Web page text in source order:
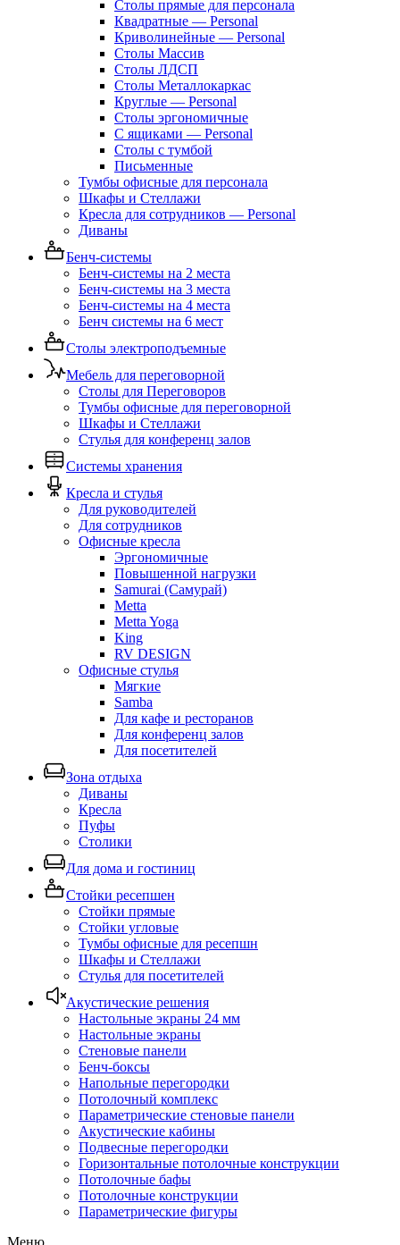
Столы прямые для персонала
Квадратные — Personal
Криволинейные — Personal
Столы Массив
Столы ЛДСП
Столы Металлокаркас
Круглые — Personal
Столы эргономичные
С ящиками — Personal
Столы с тумбой
Письменные
Тумбы офисные для персонала
Шкафы и Стеллажи
Кресла для сотрудников — Personal
Диваны
Бенч-системы
Бенч-системы на 2 места
Бенч-системы на 3 места
Бенч-системы на 4 места
Бенч системы на 6 мест
Столы электроподъемные
Мебель для переговорной
Столы для Переговоров
Тумбы офисные для переговорной
Шкафы и Стеллажи
Стулья для конференц залов
Системы хранения
Кресла и стулья
Для руководителей
Для сотрудников
Офисные кресла
Эргономичные
Повышенной нагрузки
Samurai (Самурай)
Metta
Metta Yoga
King
RV DESIGN
Офисные стулья
Мягкие
Samba
Для кафе и ресторанов
Для конференц залов
Для посетителей
Зона отдыха
Диваны
Кресла
Пуфы
Столики
Для дома и гостиниц
Стойки ресепшен
Стойки прямые
Стойки угловые
Тумбы офисные для ресепшн
Шкафы и Стеллажи
Стулья для посетителей
Акустические решения
Настольные экраны 24 мм
Настольные экраны
Стеновые панели
Бенч-боксы
Напольные перегородки
Потолочный комплекс
Параметрические стеновые панели
Акустические кабины
Подвесные перегородки
Горизонтальные потолочные конструкции
Потолочные бафы
Потолочные конструкции
Параметрические фигуры
Меню